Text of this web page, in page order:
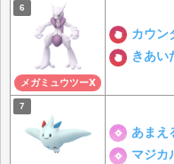
メガミュウツーX
カウン
きあい
あまえ
マジカ